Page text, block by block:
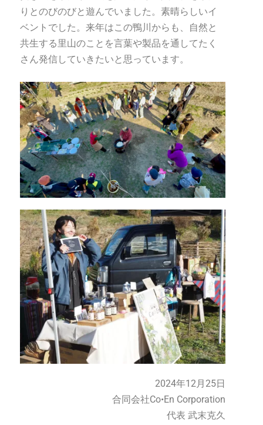
りとのびのびと遊んでいました。素晴らしいイ
ベントでした。来年はこの鴨川からも、自然と
共生する里山のことを言葉や製品を通してたく
さん発信していきたいと思っています。
2024年12月25日
合同会社Co•En Corporation
代表 武末克久